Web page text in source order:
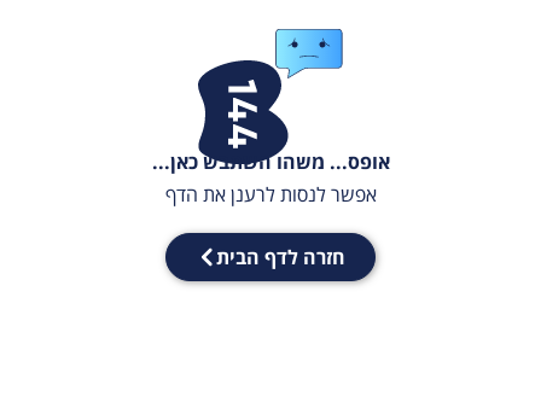
אופס... משהו השתבש כאן...
אפשר לנסות לרענן את הדף
חזרה לדף הבית